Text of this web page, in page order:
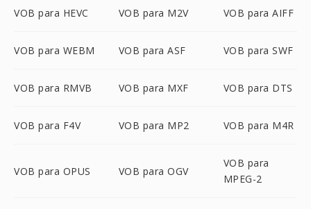
VOB para HEVC VOB para M2V VOB para AIFF
VOB para WEBM VOB para ASF VOB para SWF
VOB para RMVB VOB para MXF VOB para DTS
VOB para F4V VOB para MP2 VOB para M4R
VOB para OPUS VOB para OGV
VOB para
MPEG-2